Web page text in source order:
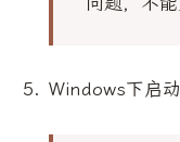
Windows下启